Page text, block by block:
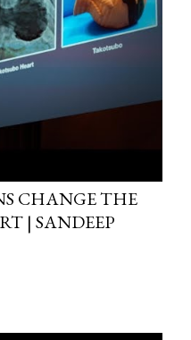
CHANGE THE
| SANDEEP